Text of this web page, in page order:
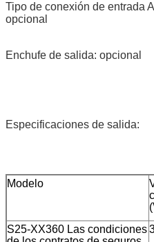
Tipo de conexión de entrada
opcional
Enchufe de salida: opcional
Especificaciones de salida:
Modelo
S25-XX360 Las condiciones